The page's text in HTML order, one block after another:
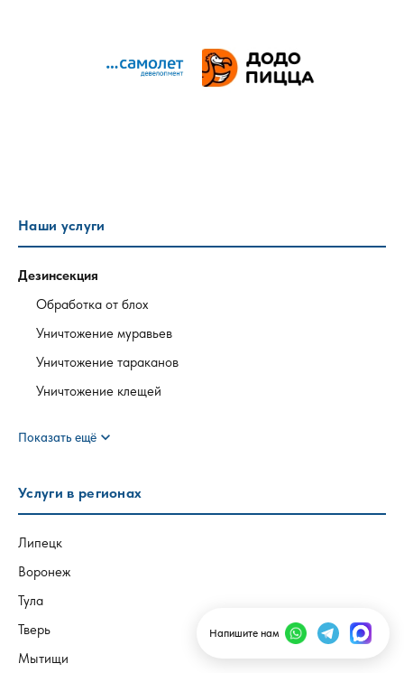
Наши услуги
Дезинсекция
Обработка от блох
Уничтожение муравьев
Уничтожение тараканов
Уничтожение клещей
Показать ещё expand_more
Услуги в регионах
Липецк
Воронеж
Тула
Тверь
Мытищи
Напишите нам